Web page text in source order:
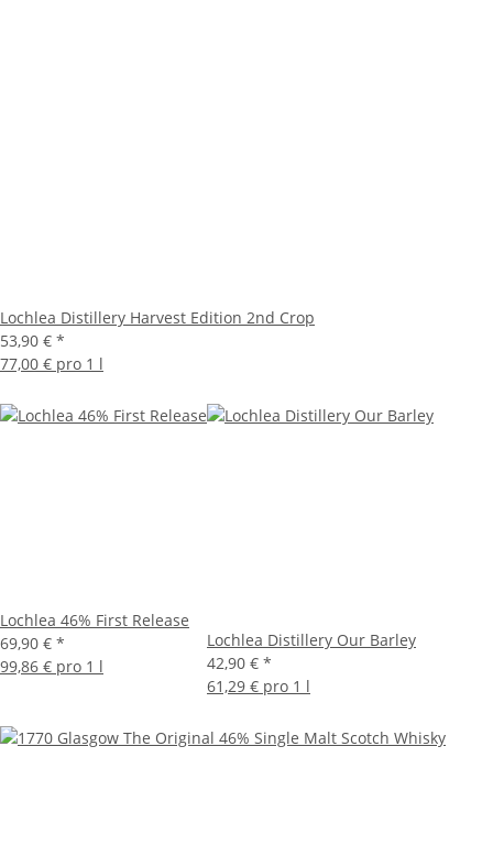
Lochlea Distillery Harvest Edition 2nd Crop
53,90 € *
77,00 € pro 1 l
Lochlea 46% First Release
69,90 € *
99,86 € pro 1 l
Lochlea Distillery Our Barley
42,90 € *
61,29 € pro 1 l